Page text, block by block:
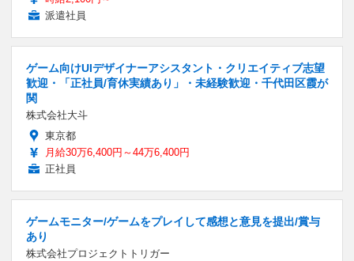
派遣社員
ゲーム向けUIデザイナーアシスタント・クリエイティブ志望
歓迎・「正社員/育休実績あり」・未経験歓迎・千代田区霞が
関
株式会社大斗
東京都
月給30万6,400円～44万6,400円
正社員
ゲームモニター/ゲームをプレイして感想と意見を提出/賞与
あり
株式会社プロジェクトトリガー